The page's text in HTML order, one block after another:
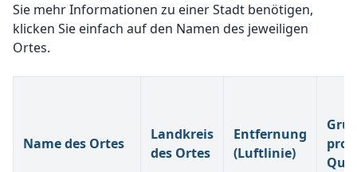
Sie mehr Informationen zu einer Stadt benötigen,
klicken Sie einfach auf den Namen des jeweiligen
Ortes.
Name des Ortes
Landkreis
des Ortes
Entfernung
(Luftlinie)
pro